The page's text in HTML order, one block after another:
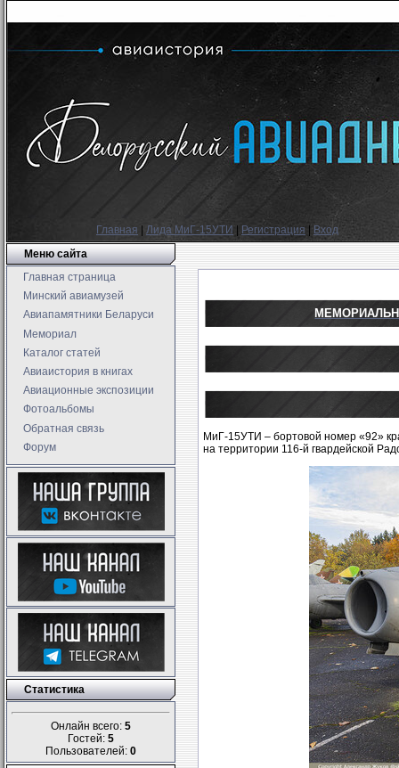
Главная Лида МиГ-15УТИ Регистрация
Вход
Меню сайта
Главная страница
Минский авиамузей
Авиапамятники Беларуси
Мемориал
Каталог статей
Авиаистория в книгах
Авиационные экспозиции
Фотоальбомы
Обратная связь
Форум
Статистика
Онлайн всего: 5
Гостей: 5
Пользователей: 0
МиГ-15УТИ – бортовой номер «92»
на территории 116-й гвардейской